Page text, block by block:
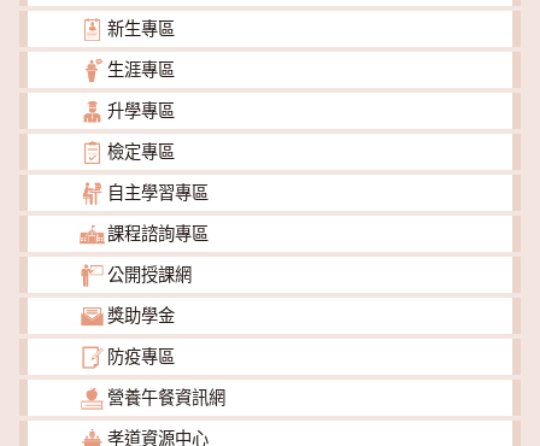
新生專區
生涯專區
升學專區
檢定專區
自主學習專區
課程諮詢專區
公開授課網
獎助學金
防疫專區
營養午餐資訊網
孝道資源中心